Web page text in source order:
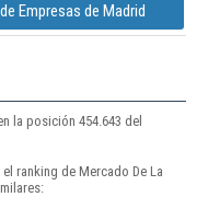
Empresas de Madrid
la posición 454.643 del
ranking de Mercado De La